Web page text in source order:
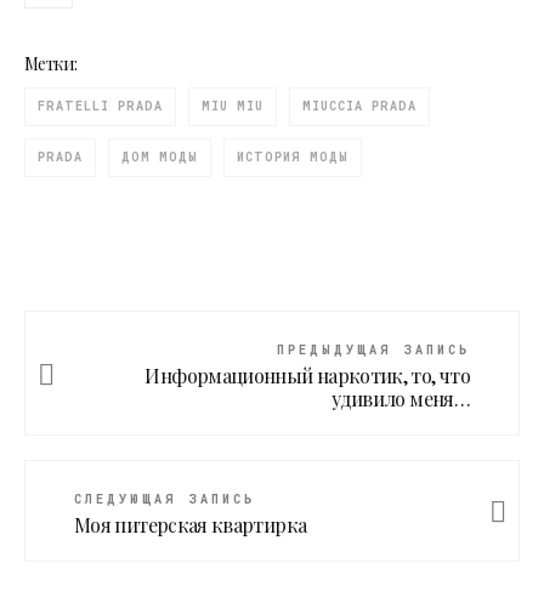
Метки:
FRATELLI PRADA MIU MIU MIUCCIA PRADA
PRADA ДОМ МОДЫ ИСТОРИЯ МОДЫ
ПРЕДЫДУЩАЯ ЗАПИСЬ
Информационный наркотик, то, что
удивило меня…
СЛЕДУЮЩАЯ ЗАПИСЬ
Моя питерская квартирка